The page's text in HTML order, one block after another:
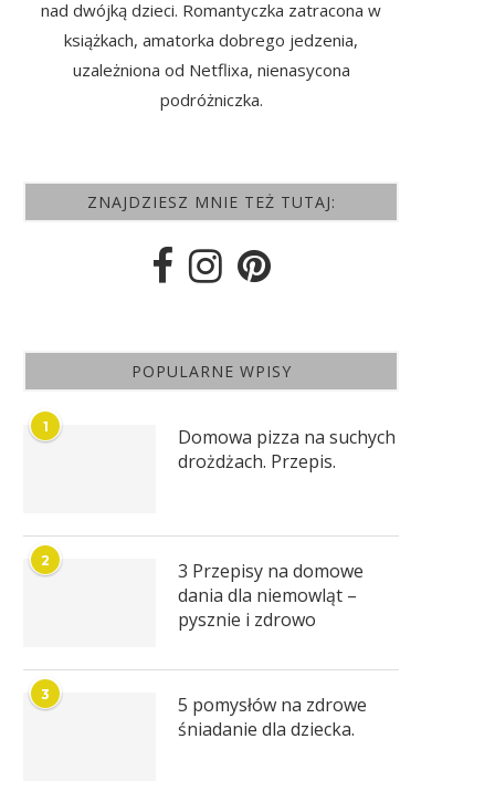
nad dwójką dzieci. Romantyczka zatracona w
książkach, amatorka dobrego jedzenia,
uzależniona od Netflixa, nienasycona
podróżniczka.
ZNAJDZIESZ MNIE TEŻ TUTAJ:
POPULARNE WPISY
1
Domowa pizza na suchych
drożdżach. Przepis.
2
3 Przepisy na domowe
dania dla niemowląt –
pysznie i zdrowo
3
5 pomysłów na zdrowe
śniadanie dla dziecka.